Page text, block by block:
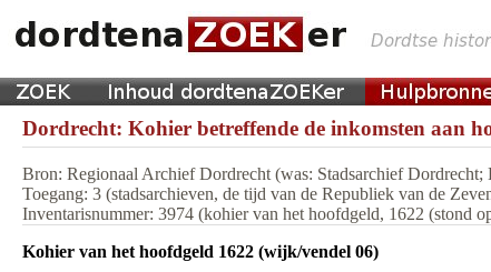
Dordrecht: Kohier betreffende de inkomsten aan
Bron: Regionaal Archief Dordrecht (was: Stadsarchief
Toegang: 3 (stadsarchieven, de tijd van de Republiek van de
Inventarisnummer: 3974 (kohier van het hoofdgeld, 1622 (stond
Kohier van het hoofdgeld 1622 (wijk/vendel 06)